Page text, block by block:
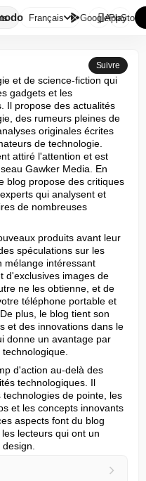
Français GooglePlay
AppStore
Suivre
et de science-fiction qui
gadgets et les
Il propose des actualités
des rumeurs pleines de
originales écrites
de technologie.
attiré l'attention et est
Gawker Media. En
blog propose des critiques
qui analysent et
de nombreuses
produits avant leur
spéculations sur les
mélange intéressant
d'exclusives images de
ne les obtienne, et de
téléphone portable et
plus, le blog tient son
et des innovations dans le
donne un avantage par
d'action au-delà des
technologiques. Il
de pointe, les
et les concepts innovants
aspects font du blog
lecteurs qui ont un